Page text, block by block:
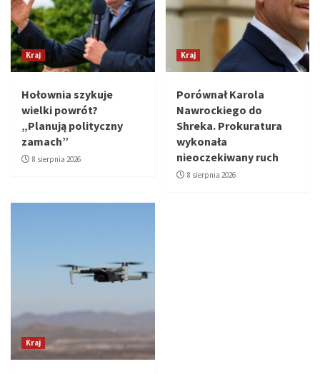
Kraj
Hołownia szykuje
wielki powrót?
„Planują polityczny
zamach”
8 sierpnia 2026
Kraj
Porównał Karola
Nawrockiego do
Shreka. Prokuratura
wykonała
nieoczekiwany ruch
8 sierpnia 2026
Kraj